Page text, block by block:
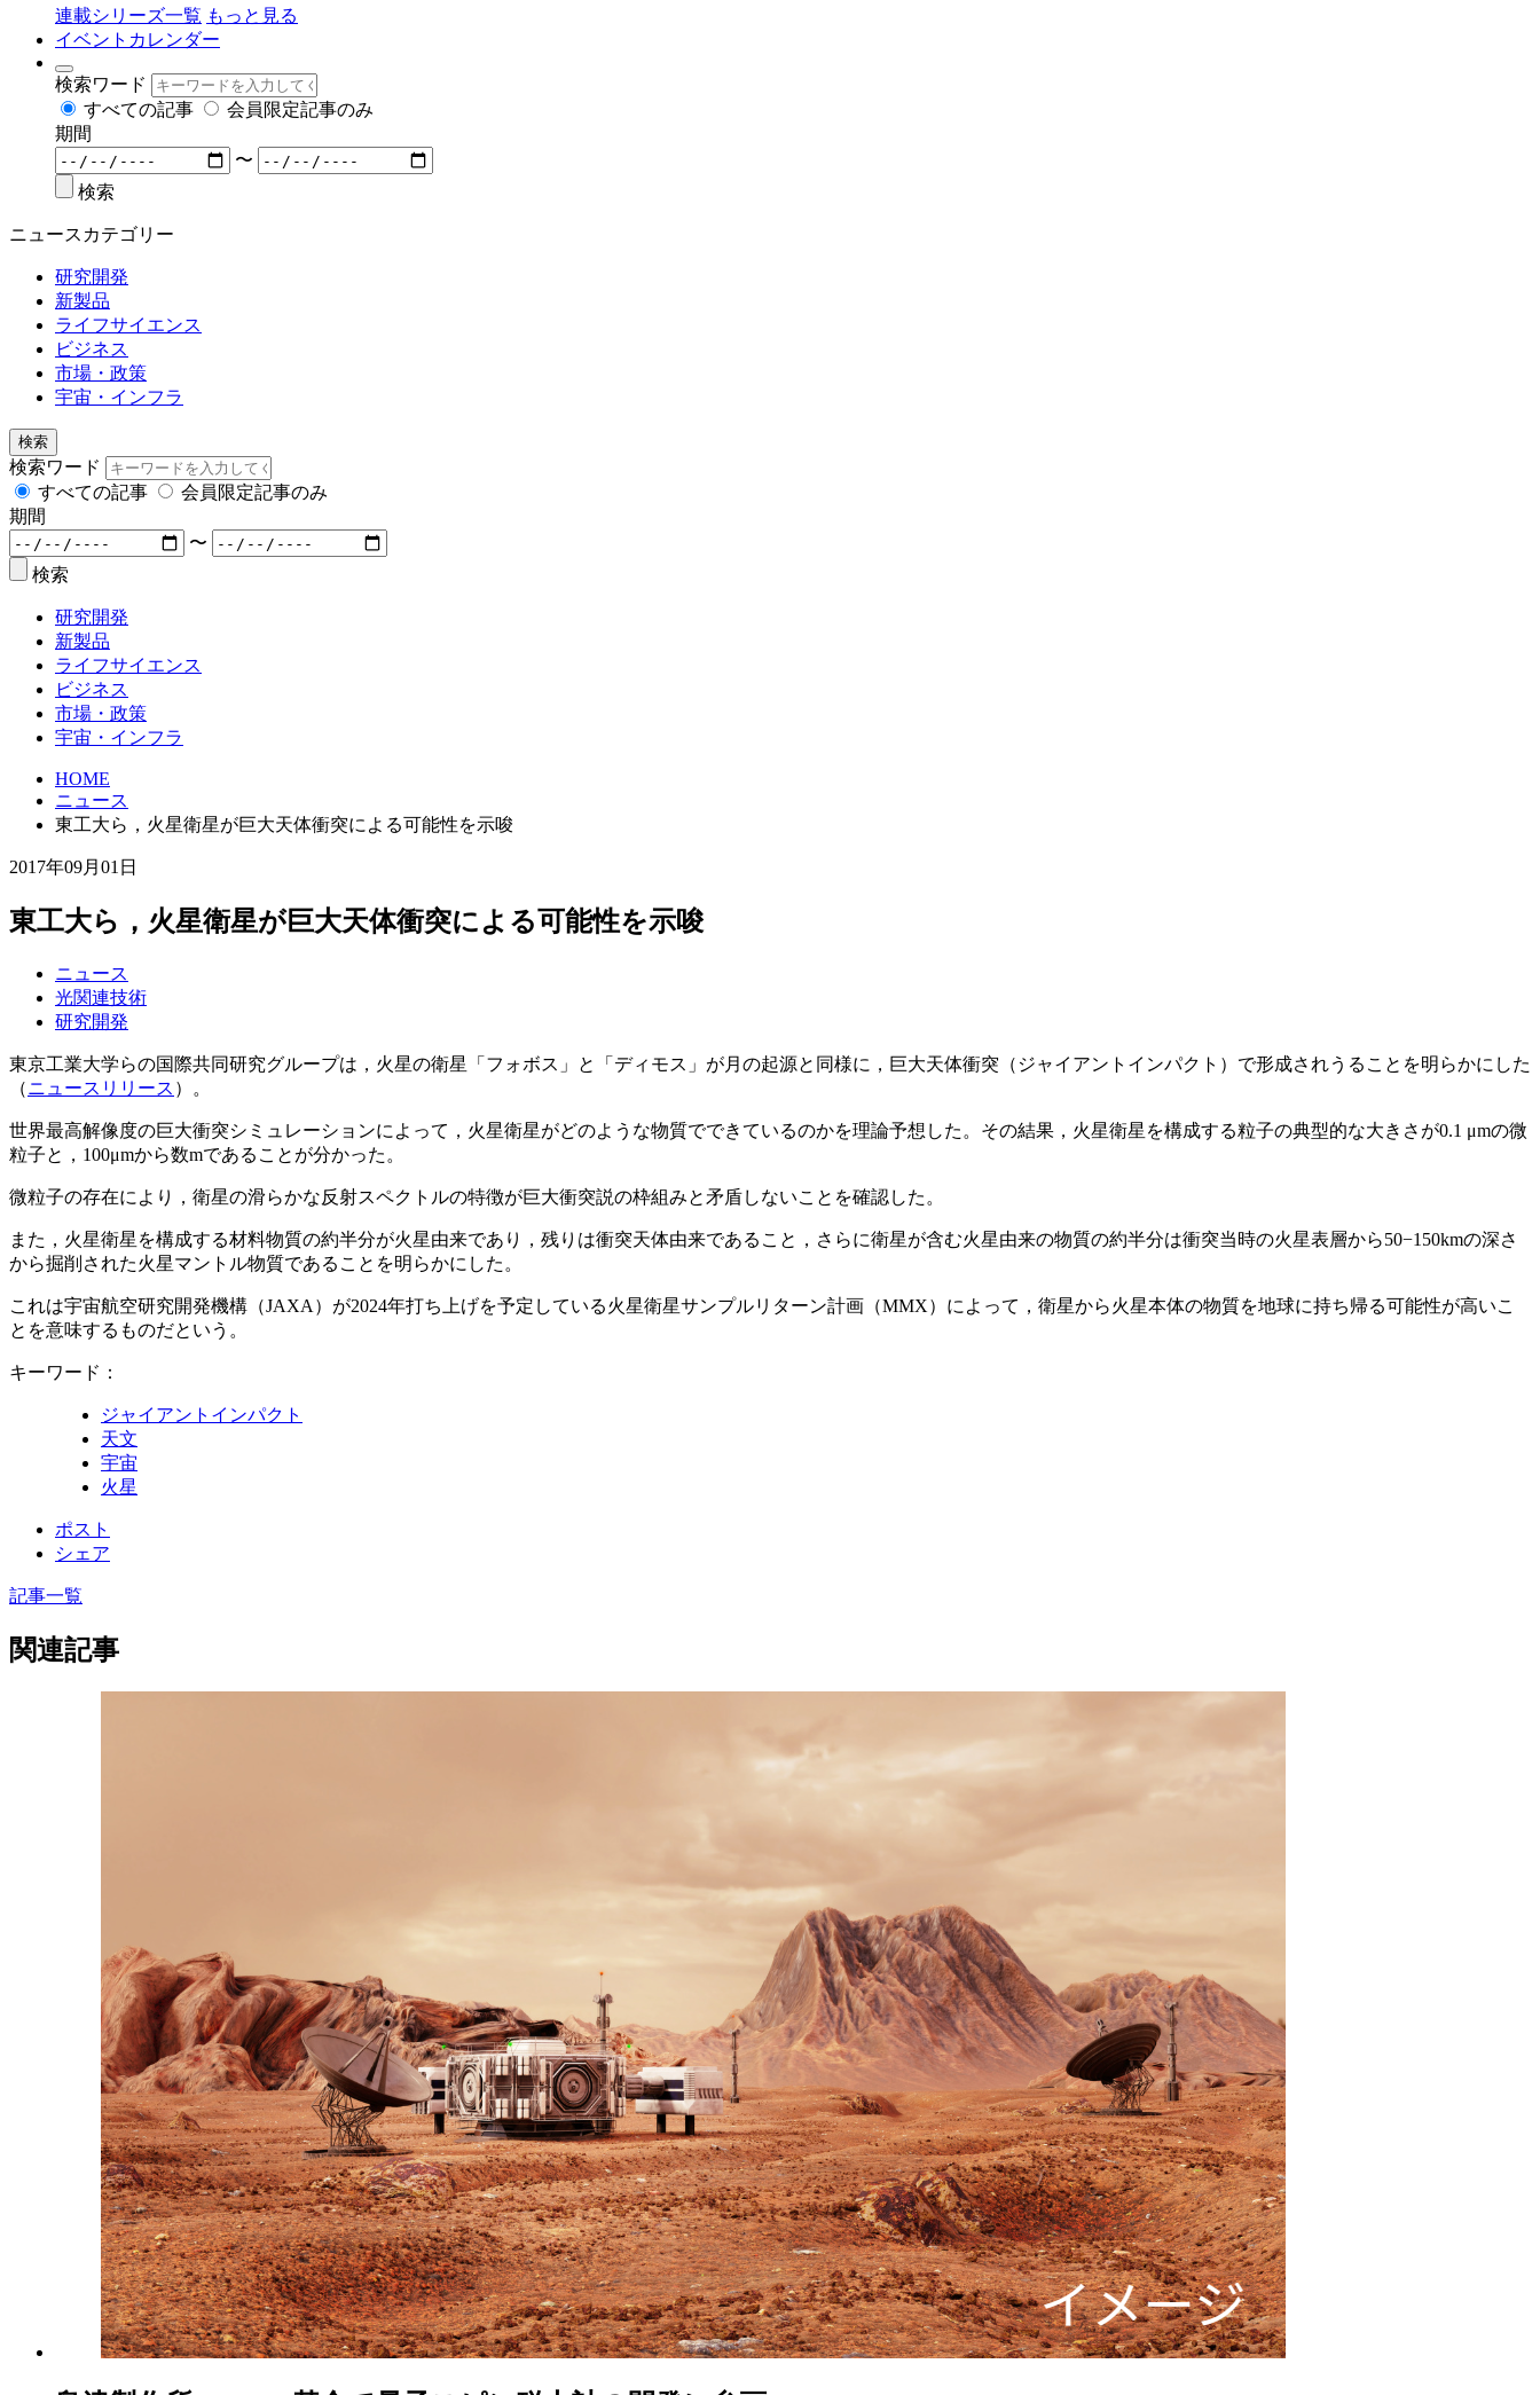
連載シリーズ一覧 もっと見る
イベントカレンダー
検索ワード
すべての記事
会員限定記事のみ
期間
〜
検索
ニュースカテゴリー
研究開発
新製品
ライフサイエンス
ビジネス
市場・政策
宇宙・インフラ
検索
検索ワード
すべての記事
会員限定記事のみ
期間
〜
検索
研究開発
新製品
ライフサイエンス
ビジネス
市場・政策
宇宙・インフラ
HOME
ニュース
東工大ら，火星衛星が巨大天体衝突による可能性を示唆
2017年09月01日
東工大ら，火星衛星が巨大天体衝突による可能性を示唆
ニュース
光関連技術
研究開発
東京工業大学らの国際共同研究グループは，火星の衛星「フォボス」と「ディモス」が月の起源と同様に，巨大天体衝突（ジャイアントインパクト）で形成されうることを明らかにした
（ニュースリリース ）。
世界最高解像度の巨大衝突シミュレーションによって，火星衛星がどのような物質でできているのかを理論予想した。その結果，火星衛星を構成する粒子の典型的な大きさが0.1 μmの微
粒子と，100μmから数mであることが分かった。
微粒子の存在により，衛星の滑らかな反射スペクトルの特徴が巨大衝突説の枠組みと矛盾しないことを確認した。
また，火星衛星を構成する材料物質の約半分が火星由来であり，残りは衝突天体由来であること，さらに衛星が含む火星由来の物質の約半分は衝突当時の火星表層から50−150kmの深さ
から掘削された火星マントル物質であることを明らかにした。
これは宇宙航空研究開発機構（JAXA）が2024年打ち上げを予定している火星衛星サンプルリターン計画（MMX）によって，衛星から火星本体の物質を地球に持ち帰る可能性が高いこ
とを意味するものだという。
キーワード：
ジャイアントインパクト
天文
宇宙
火星
ポスト
シェア
記事一覧
関連記事